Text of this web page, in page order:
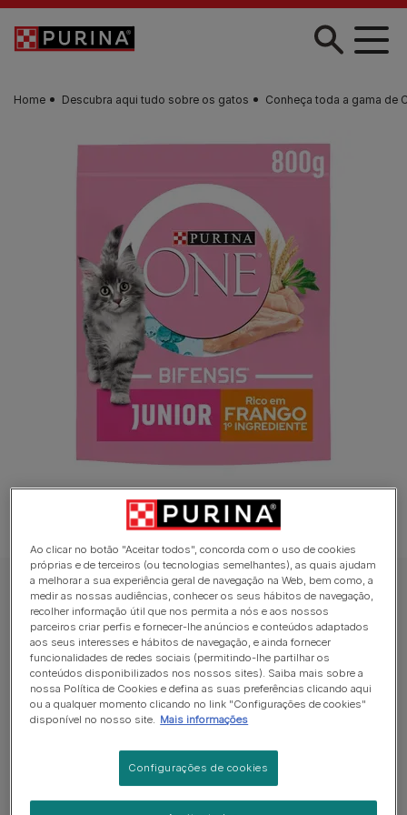
Skip to main content
Home Descubra aqui tudo sobre os gatos Conheça toda a gama de
PURINA ONE Ração Seca para Gato
Purina One Kitten - Gatinhos 1-12 meses -
Rico em Frango com Cereais Integrais
Average:4 ( 1vote)
Desenvolvimento Saudável das funções vitais
suportado pelo perfil nutricional adaptado à fase de
Ao clicar no botão "Aceitar todos", concorda com o uso de cookies
próprias e de terceiros (ou tecnologias semelhantes), as quais ajudam
a melhorar a sua experiência geral de navegação na Web, bem como, a
medir as nossas audiências, conhecer os seus hábitos de navegação,
recolher informação útil que nos permita a nós e aos nossos
parceiros criar perfis e fornecer-lhe anúncios e conteúdos adaptados
aos seus interesses e hábitos de navegação, e ainda fornecer
funcionalidades de redes sociais (permitindo-lhe partilhar os
conteúdos disponibilizados nos nossos sites). Saiba mais sobre a
nossa Política de Cookies e defina as suas preferências clicando aqui
ou a qualquer momento clicando no link "Configurações de cookies"
disponível no nosso site. Mais informações
Configurações de cookies